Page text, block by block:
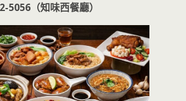
5056（知味西餐廳）